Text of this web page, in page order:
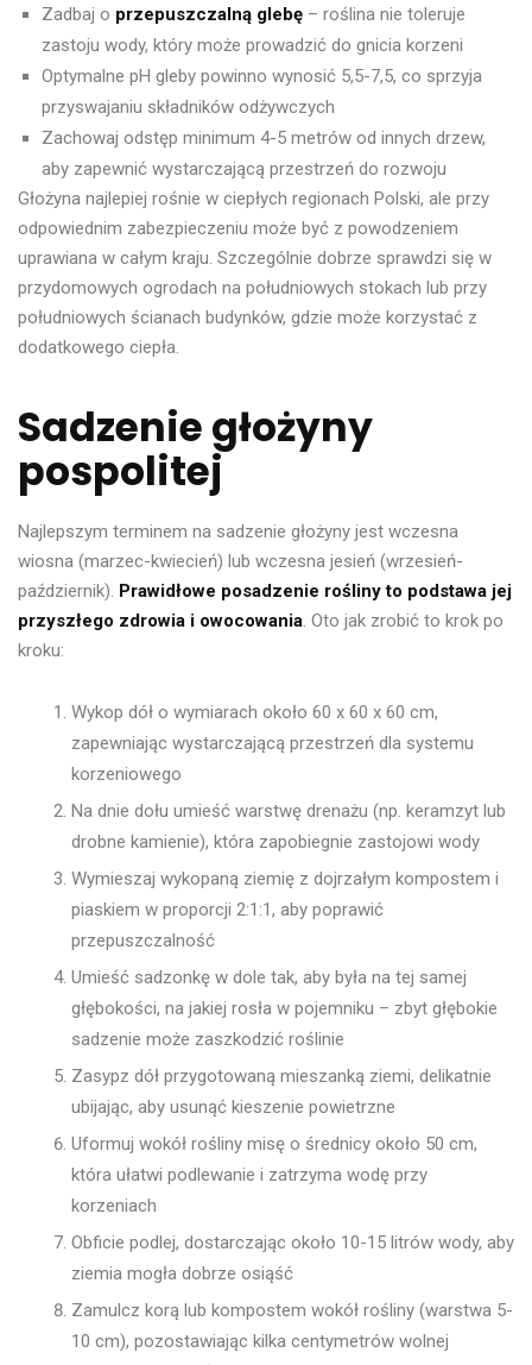
Zadbaj o przepuszczalną glebę – roślina nie toleruje
zastoju wody, który może prowadzić do gnicia korzeni
Optymalne pH gleby powinno wynosić 5,5-7,5, co sprzyja
przyswajaniu składników odżywczych
Zachowaj odstęp minimum 4-5 metrów od innych drzew,
aby zapewnić wystarczającą przestrzeń do rozwoju
Głożyna najlepiej rośnie w ciepłych regionach Polski, ale przy
odpowiednim zabezpieczeniu może być z powodzeniem
uprawiana w całym kraju. Szczególnie dobrze sprawdzi się w
przydomowych ogrodach na południowych stokach lub przy
południowych ścianach budynków, gdzie może korzystać z
dodatkowego ciepła.
Sadzenie głożyny
pospolitej
Najlepszym terminem na sadzenie głożyny jest wczesna
wiosna (marzec-kwiecień) lub wczesna jesień (wrzesień-
październik). Prawidłowe posadzenie rośliny to podstawa jej
przyszłego zdrowia i owocowania. Oto jak zrobić to krok po
kroku:
Wykop dół o wymiarach około 60 x 60 x 60 cm,
zapewniając wystarczającą przestrzeń dla systemu
korzeniowego
Na dnie dołu umieść warstwę drenażu (np. keramzyt lub
drobne kamienie), która zapobiegnie zastojowi wody
Wymieszaj wykopaną ziemię z dojrzałym kompostem i
piaskiem w proporcji 2:1:1, aby poprawić
przepuszczalność
Umieść sadzonkę w dole tak, aby była na tej samej
głębokości, na jakiej rosła w pojemniku – zbyt głębokie
sadzenie może zaszkodzić roślinie
Zasypz dół przygotowaną mieszanką ziemi, delikatnie
ubijając, aby usunąć kieszenie powietrzne
Uformuj wokół rośliny misę o średnicy około 50 cm,
która ułatwi podlewanie i zatrzyma wodę przy
korzeniach
Obficie podlej, dostarczając około 10-15 litrów wody, aby
ziemia mogła dobrze osiąść
Zamulcz korą lub kompostem wokół rośliny (warstwa 5-
10 cm), pozostawiając kilka centymetrów wolnej